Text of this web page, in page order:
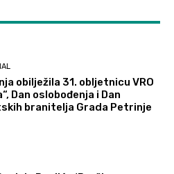
obilježila 31. obljetnicu VRO
Dan oslobođenja i Dan
branitelja Grada Petrinje